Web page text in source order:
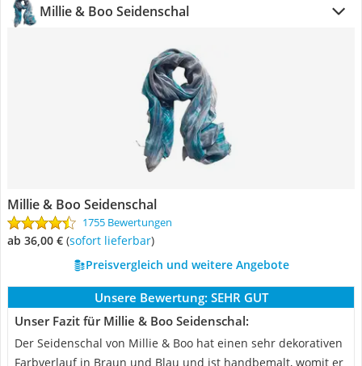
Millie & Boo Seidenschal
Millie & Boo Seidenschal
1755 Bewertungen
ab 36,00 € ( Sofort lieferbar)
Preisvergleich und weitere Angebote
Unsere Bewertung: SEHR GUT
Unser Fazit für Millie & Boo Seidenschal:
Der Seidenschal von Millie & Boo hat einen sehr dekorativen
Farbverlauf in Braun und Blau und ist handbemalt, womit er